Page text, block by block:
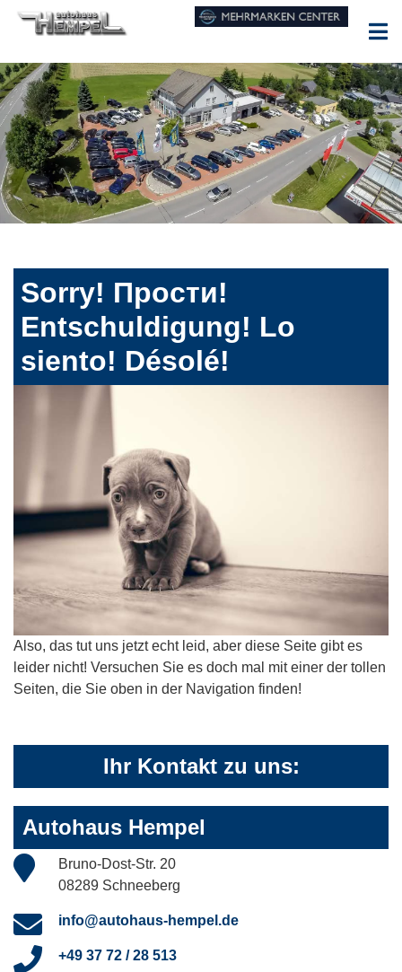
Sorry! Прости!
Entschuldigung! Lo
siento! Désolé!
Also, das tut uns jetzt echt leid, aber diese Seite gibt es
leider nicht! Versuchen Sie es doch mal mit einer der tollen
Seiten, die Sie oben in der Navigation finden!
Ihr Kontakt zu uns:
Autohaus Hempel
Bruno-Dost-Str. 20
08289 Schneeberg
info@autohaus-hempel.de
+49 37 72 / 28 513